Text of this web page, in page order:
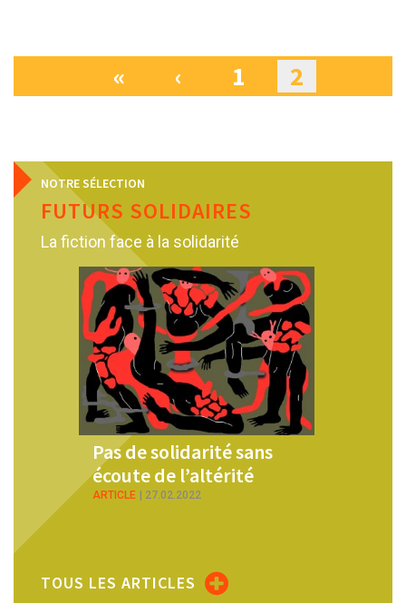
« ‹ 1 2
NOTRE SÉLECTION
FUTURS SOLIDAIRES
La fiction face à la solidarité
Pas de solidarité sans
écoute de l’altérité
ARTICLE 27.02.2022
TOUS LES ARTICLES